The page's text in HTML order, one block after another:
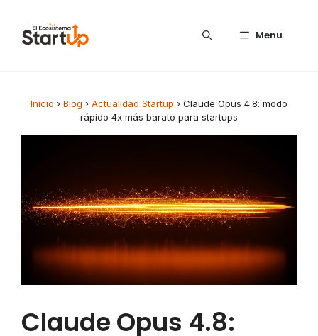
Menu
Inicio › Blog › Actualidad Startup › Claude Opus 4.8: modo
rápido 4x más barato para startups
Claude Opus 4.8: